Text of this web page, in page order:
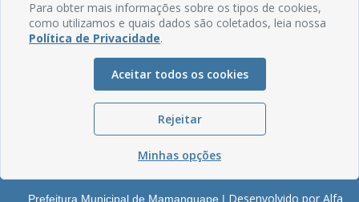
Mapa do Site
Perguntas frequentes
Glossário
Ouvidoria
Serviços Internos
Política de Privacidade
Prefeitura Municipal de Mamanguape | Desenvolvido por Alfa
Para obter mais informações sobre os tipos de cookies,
como utilizamos e quais dados são coletados, leia nossa
Política de Privacidade.
Aceitar todos os cookies
Rejeitar
Minhas opções